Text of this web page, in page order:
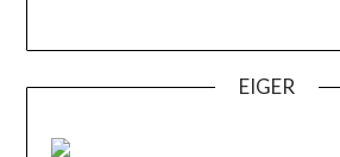
EIGER